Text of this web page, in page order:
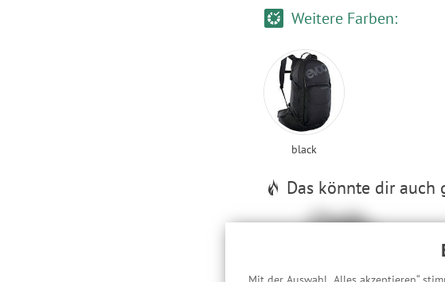
Weitere Farben:
black
Das könnte dir auch